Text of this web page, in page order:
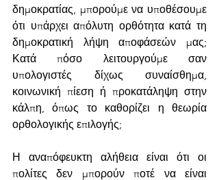
δημοκρατίας, μπορούμε να υποθέσουμε
ότι υπάρχει απόλυτη ορθότητα κατά τη
δημοκρατική λήψη αποφάσεών μας;
Κατά πόσο λειτουργούμε σαν
υπολογιστές δίχως συναίσθημα,
κοινωνική πίεση ή προκατάληψη στην
κάλπη, όπως το καθορίζει η θεωρία
ορθολογικής επιλογής;
Η αναπόφευκτη αλήθεια είναι ότι οι
πολίτες δεν μπορούν ποτέ να είναι